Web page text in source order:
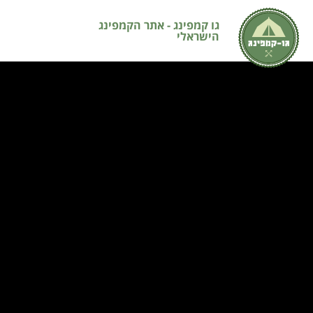
גו קמפינג - אתר הקמפינג
הישראלי